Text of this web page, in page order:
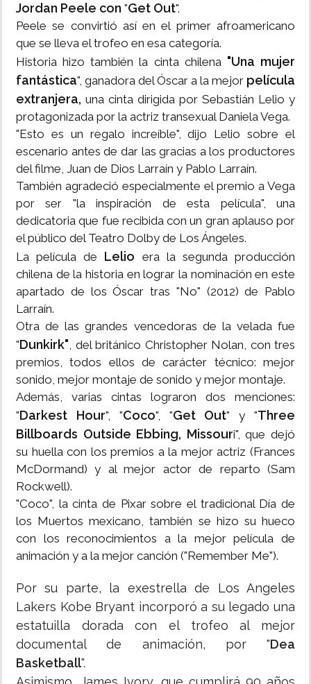
Jordan Peele con "Get Out".
Peele se convirtió así en el primer afroamericano
que se lleva el trofeo en esa categoría.
Historia hizo también la cinta chilena "Una mujer
fantástica", ganadora del Óscar a la mejor película
extranjera, una cinta dirigida por Sebastián Lelio y
protagonizada por la actriz transexual Daniela Vega.
"Esto es un regalo increíble", dijo Lelio sobre el
escenario antes de dar las gracias a los productores
del filme, Juan de Dios Larraín y Pablo Larraín.
También agradeció especialmente el premio a Vega
por ser "la inspiración de esta película", una
dedicatoria que fue recibida con un gran aplauso por
el público del Teatro Dolby de Los Ángeles.
La película de Lelio era la segunda producción
chilena de la historia en lograr la nominación en este
apartado de los Óscar tras "No" (2012) de Pablo
Larraín.
Otra de las grandes vencedoras de la velada fue
"Dunkirk", del británico Christopher Nolan, con tres
premios, todos ellos de carácter técnico: mejor
sonido, mejor montaje de sonido y mejor montaje.
Además, varias cintas lograron dos menciones:
"Darkest Hour", "Coco", "Get Out" y "Three
Billboards Outside Ebbing, Missouri", que dejó
su huella con los premios a la mejor actriz (Frances
McDormand) y al mejor actor de reparto (Sam
Rockwell).
"Coco", la cinta de Pixar sobre el tradicional Día de
los Muertos mexicano, también se hizo su hueco
con los reconocimientos a la mejor película de
animación y a la mejor canción ("Remember Me").
Por su parte, la exestrella de Los Angeles
Lakers Kobe Bryant incorporó a su legado una
estatuilla dorada con el trofeo al mejor
documental de animación, por "Dea
Basketball".